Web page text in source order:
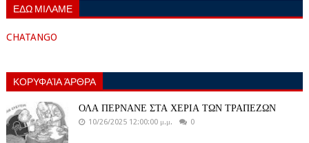
ΕΔΩ ΜΙΛΑΜΕ
CHATANGO
ΚΟΡΥΦΑΊΑ ΆΡΘΡΑ
ΟΛΑ ΠΕΡΝΑΝΕ ΣΤΑ ΧΕΡΙΑ ΤΩΝ ΤΡΑΠΕΖΩΝ
10/26/2025 12:00:00 μ.μ. 0